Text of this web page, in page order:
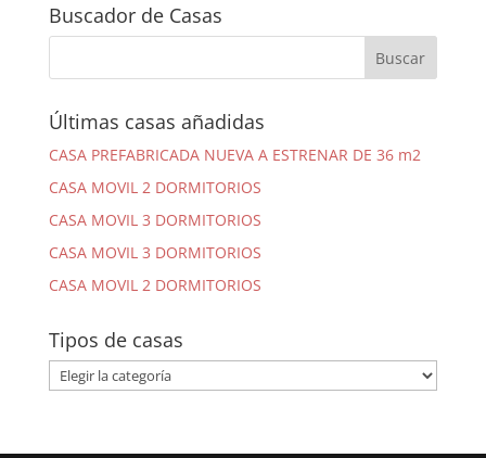
Buscador de Casas
Últimas casas añadidas
CASA PREFABRICADA NUEVA A ESTRENAR DE 36 m2
CASA MOVIL 2 DORMITORIOS
CASA MOVIL 3 DORMITORIOS
CASA MOVIL 3 DORMITORIOS
CASA MOVIL 2 DORMITORIOS
Tipos de casas
Tipos
de